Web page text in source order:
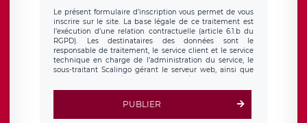
Le présent formulaire d’inscription vous permet de vous
inscrire sur le site. La base légale de ce traitement est
l’exécution d’une relation contractuelle (article 6.1.b du
RGPD). Les destinataires des données sont le
responsable de traitement, le service client et le service
technique en charge de l’administration du service, le
sous-traitant Scalingo gérant le serveur web, ainsi que
toute personne légalement autorisée. Le formulaire
d’inscription est hébergé sur un serveur hébergé par
clauses de
protection conformes au RGPD
. Les données collectées
sont conservées jusqu’à ce que l’Internaute en sollicite la
PUBLIER